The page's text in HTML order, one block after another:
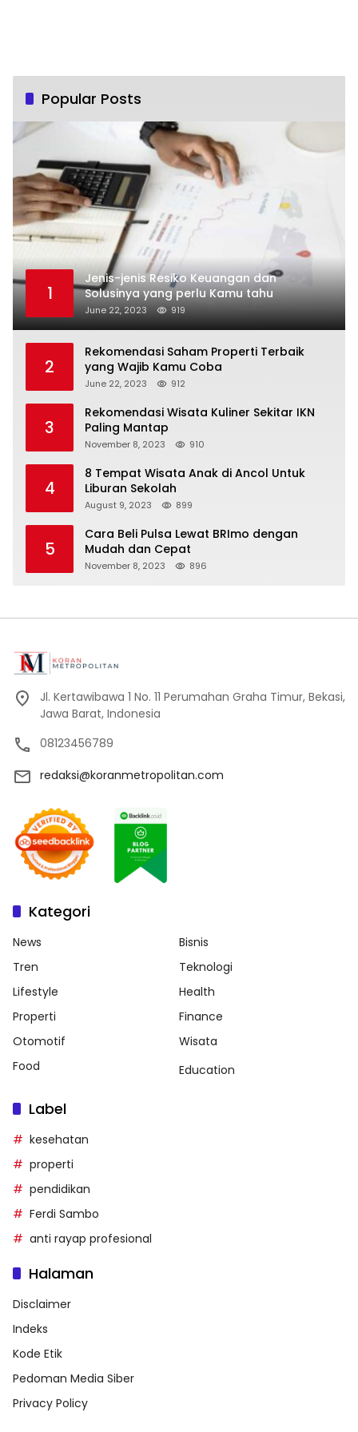
Popular Posts
1
Jenis-jenis Resiko Keuangan dan
Solusinya yang perlu Kamu tahu
June 22, 2023 919
2
Rekomendasi Saham Properti Terbaik
yang Wajib Kamu Coba
June 22, 2023 912
3
Rekomendasi Wisata Kuliner Sekitar IKN
Paling Mantap
November 8, 2023 910
4
8 Tempat Wisata Anak di Ancol Untuk
Liburan Sekolah
August 9, 2023 899
5
Cara Beli Pulsa Lewat BRImo dengan
Mudah dan Cepat
November 8, 2023 896
Jl. Kertawibawa 1 No. 11 Perumahan Graha Timur, Bekasi,
Jawa Barat, Indonesia
08123456789
redaksi@koranmetropolitan.com
Kategori
News
Bisnis
Tren
Teknologi
Lifestyle
Health
Properti
Finance
Otomotif
Wisata
Food
Education
Label
kesehatan
properti
pendidikan
Ferdi Sambo
anti rayap profesional
Halaman
Disclaimer
Indeks
Kode Etik
Pedoman Media Siber
Privacy Policy